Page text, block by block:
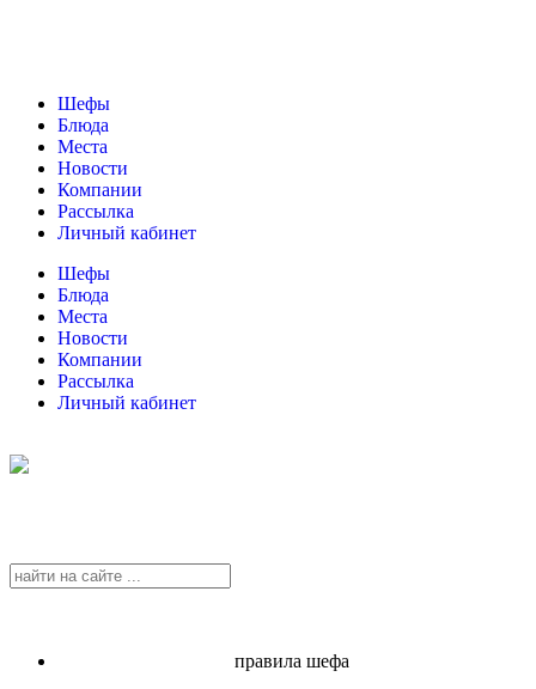
Шефы
Блюда
Места
Новости
Компании
Рассылка
Личный кабинет
Шефы
Блюда
Места
Новости
Компании
Рассылка
Личный кабинет
правила шефа